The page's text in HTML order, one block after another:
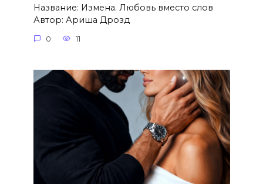
Название: Измена. Любовь вместо слов
Автор: Ариша Дрозд
0 11